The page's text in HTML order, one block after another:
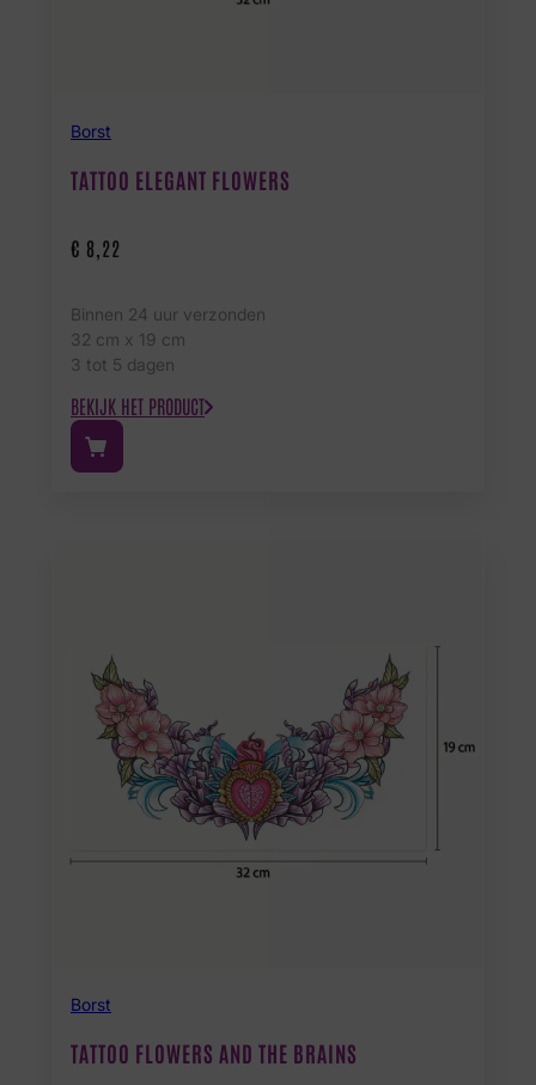
Borst
TATTOO ELEGANT FLOWERS
€ 8,22
Binnen 24 uur verzonden
32 cm x 19 cm
3 tot 5 dagen
BEKIJK HET PRODUCT
Borst
TATTOO FLOWERS AND THE BRAINS